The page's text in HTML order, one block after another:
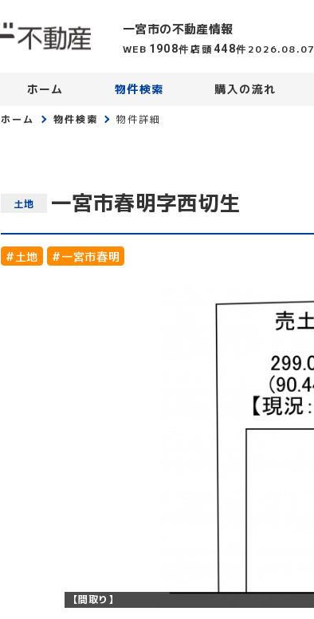
一宮市の不動産情報
WEB 1908件 店頭448件 2026.08.07
ホーム 物件検索 購入の流れ
ホーム 物件検索 物件詳細
土地 一宮市春明字西切生
#土地 #一宮市春明
【間取り】